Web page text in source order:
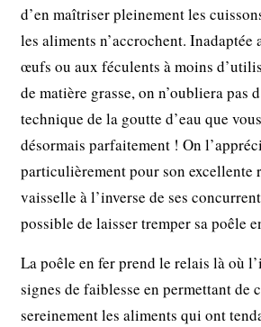
d’en maîtriser pleinement les
les aliments n’accrochent. Inadaptée
œufs ou aux féculents à moins
de matière grasse, on n’oubliera pas
technique de la goutte d’eau que
désormais parfaitement ! On
particulièrement pour son excellente
vaisselle à l’inverse de ses
possible de laisser tremper sa poêle
La poêle en fer prend le relais là où
signes de faiblesse en permettant de
sereinement les aliments qui ont